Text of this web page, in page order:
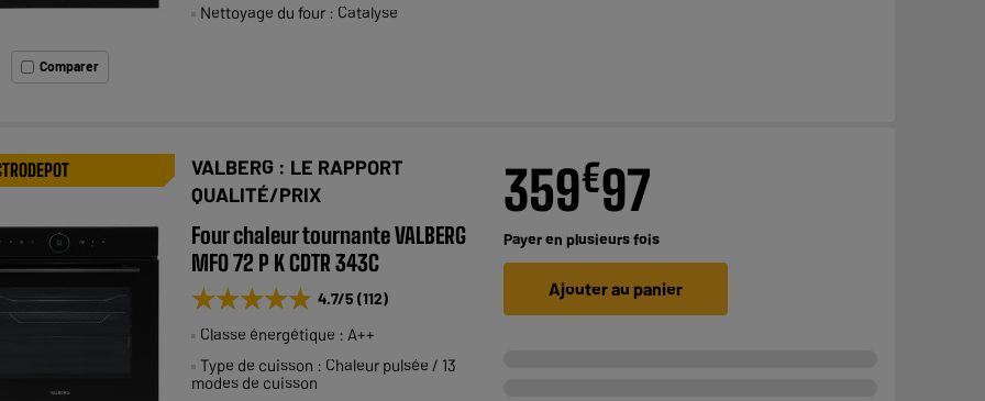
Comparer
Nettoyage du four : Catalyse
VALBERG : LE RAPPORT
QUALITÉ/PRIX
Four chaleur tournante VALBERG
MFO 72 P K CDTR 343C
★★★★★
★★★★★ 4.7/5 (112)
Classe énergétique : A++
Type de cuisson : Chaleur pulsée / 13
modes de cuisson
359€97
Payer en plusieurs fois
Ajouter au panier